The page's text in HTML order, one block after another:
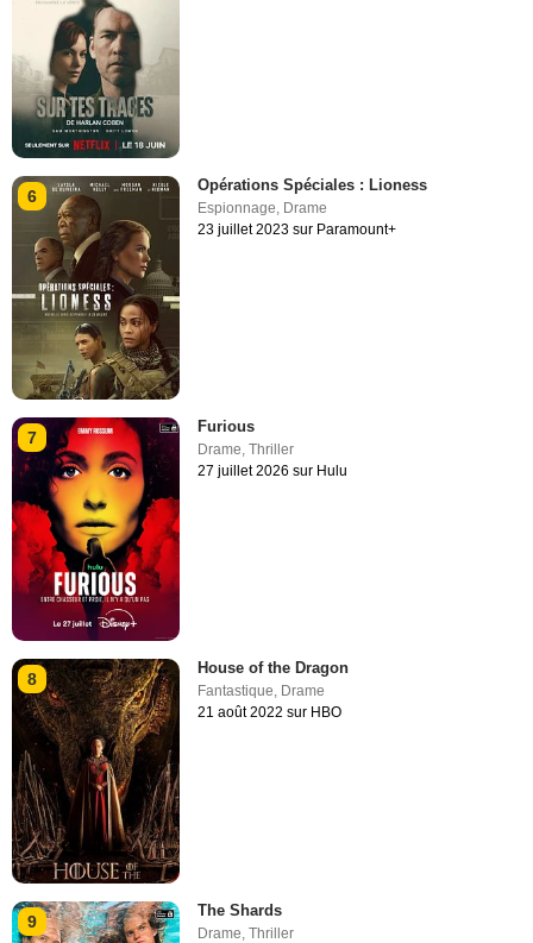
6
Opérations Spéciales : Lioness
Espionnage Drame
23 juillet 2023 sur Paramount+
7
Furious
Drame,Thriller
27 juillet 2026 sur Hulu
8
House of the Dragon
Fantastique, Drame
21 août 2022 sur HBO
9
The Shards
Drame ,Thriller